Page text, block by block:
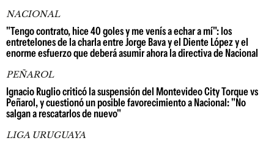
NACIONAL
"Tengo contrato, hice 40 goles y me venís a echar a mí": los
entretelones de la charla entre Jorge Bava y el Diente López y el
enorme esfuerzo que deberá asumir ahora la directiva de Nacional
PEÑAROL
Ignacio Ruglio criticó la suspensión del Montevideo City Torque vs
Peñarol, y cuestionó un posible favorecimiento a Nacional: "No
salgan a rescatarlos de nuevo"
LIGA URUGUAYA